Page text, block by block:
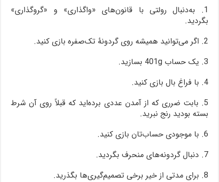
1. به‌دنبال رولتی با قانون‌های «واگذاری» و «گروگذاری»
بگردید.
2. اگر می‌توانید همیشه روی گردونۀ تک‌صفره بازی کنید.
3. یک حساب 401g بسازید.
4. با فراغ بال بازی کنید.
5. بابت ضرری که از آمدن عددی برده‌اید که قبلاً روی آن شرط
بسته بودید رنج نبرید.
6. با موجودی حساب‌تان بازی کنید.
7. دنبال گردونه‌های منحرف بگردید.
8. برای مدتی از خیر برخی تصمیم‌گیری‌ها بگذرید.